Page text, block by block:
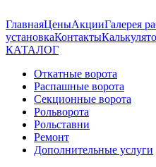
ГлавнаяЦеныАкцииГалерея
установкаКонтакты
КАТАЛОГ
Откатные ворота
Распашные ворота
Секционные ворота
Рольворота
Рольставни
Ремонт
Дополнительные услуги